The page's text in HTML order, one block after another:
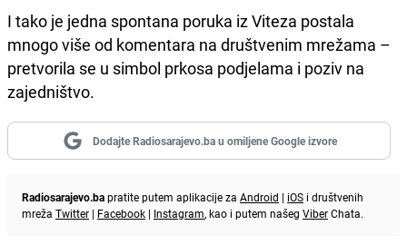
I tako je jedna spontana poruka iz Viteza postala
mnogo više od komentara na društvenim mrežama –
pretvorila se u simbol prkosa podjelama i poziv na
zajedništvo.
Dodajte Radiosarajevo.ba u omiljene Google izvore
Radiosarajevo.bapratite putem aplikacije za Android | iOS i društvenih
mreža Twitter | Facebook | Instagram, kao i putem našeg ViberChata.